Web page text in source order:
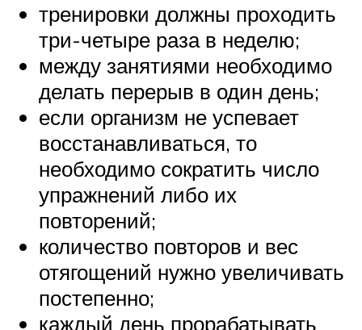
тренировки должны проходить
три-четыре раза в неделю;
между занятиями необходимо
делать перерыв в один день;
если организм не успевает
восстанавливаться, то
необходимо сократить число
упражнений либо их
повторений;
количество повторов и вес
отягощений нужно увеличивать
постепенно;
каждый день прорабатывать